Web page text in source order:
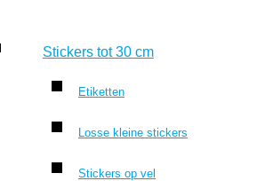
Stickers tot 30 cm
Etiketten
Losse kleine stickers
Stickers op vel